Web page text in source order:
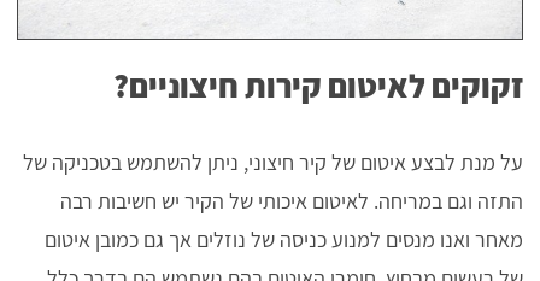
זקוקים לאיטום קירות חיצוניים?
על מנת לבצע איטום של קיר חיצוני, ניתן להשתמש בטכניקה של
התזה וגם במריחה. לאיטום איכותי של הקיר יש חשיבות רבה
מאחר ואנו מנסים למנוע כניסה של נוזלים אך גם כמובן איטום